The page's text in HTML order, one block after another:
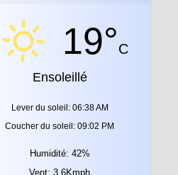
19°C
Ensoleillé
Lever du soleil: 06:38 AM
Coucher du soleil: 09:02 PM
Humidité: 42%
Vent: 3.6Kmph